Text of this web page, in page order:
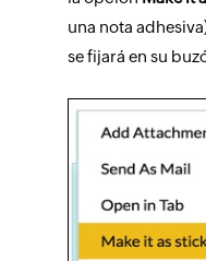
una nota
se fijará en su